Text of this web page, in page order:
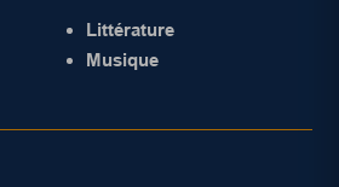
Littérature
Musique